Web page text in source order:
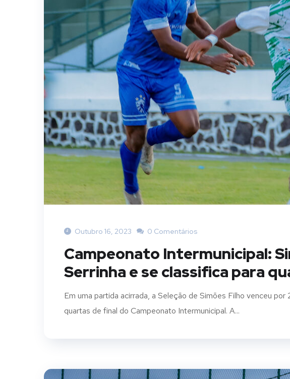
Outubro 16, 2023 0 Comentários
Campeonato Intermunicipal:
Serrinha e se classifica para
Em uma partida acirrada, a Seleção de Simões Filho venceu por
quartas de final do Campeonato Intermunicipal. A...